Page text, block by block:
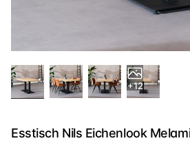
+12
Esstisch Nils Eichenlook